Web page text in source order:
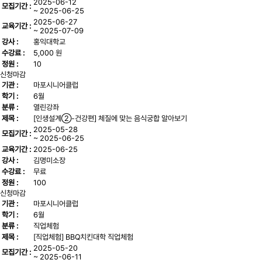
모집기간 : 2025-06-12
~ 2025-06-25
교육기간 : 2025-06-27
~ 2025-07-09
강사 :
홍익대학교
수강료 :
5,000 원
정원 :
10
신청마감
기관 :
마포시니어클럽
학기 :
6월
분류 :
열린강좌
제목 :
[인생설계②-건강편] 체질에 맞는 음식궁합 알아보기
모집기간 : 2025-05-28
~ 2025-06-25
교육기간 : 2025-06-25
강사 :
김명미소장
수강료 :
무료
정원 :
100
신청마감
기관 :
마포시니어클럽
학기 :
6월
분류 :
직업체험
제목 :
[직업체험] BBQ치킨대학 직업체험
모집기간 : 2025-05-20
~ 2025-06-11